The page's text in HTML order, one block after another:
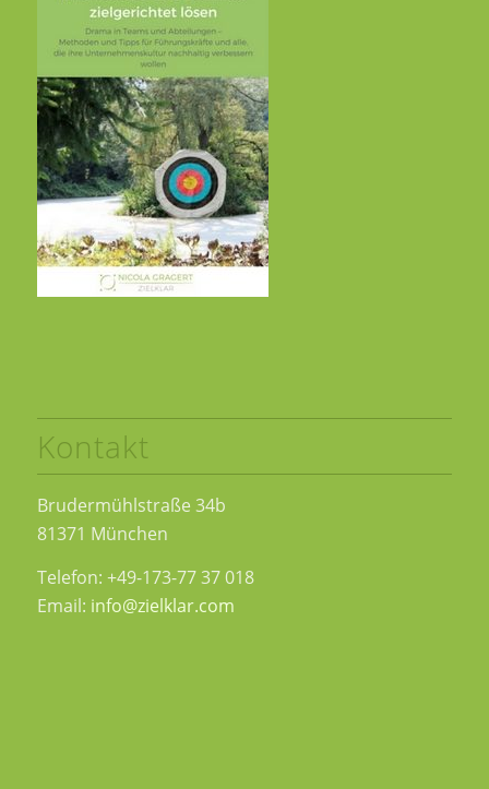
Kontakt
Brudermühlstraße 34b
81371 München
Telefon: +49-173-77 37 018
Email: info@zielklar.com